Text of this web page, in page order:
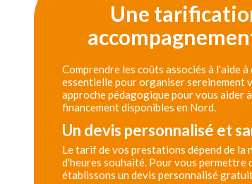
Une
Comprendre les coûts associés à l'aide
essentielle pour organiser sereinement
approche pédagogique pour vous aider
financement disponibles en Nord.
Un devis personnalisé et
Le tarif de vos prestations dépend de
d'heures souhaité. Pour vous permettre
établissons un devis personnalisé